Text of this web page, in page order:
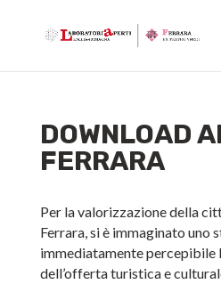
DOWNLOAD
FERRARA
Per la valorizzazione della
Ferrara, si è immaginato uno
immediatamente percepibile
dell’offerta turistica e